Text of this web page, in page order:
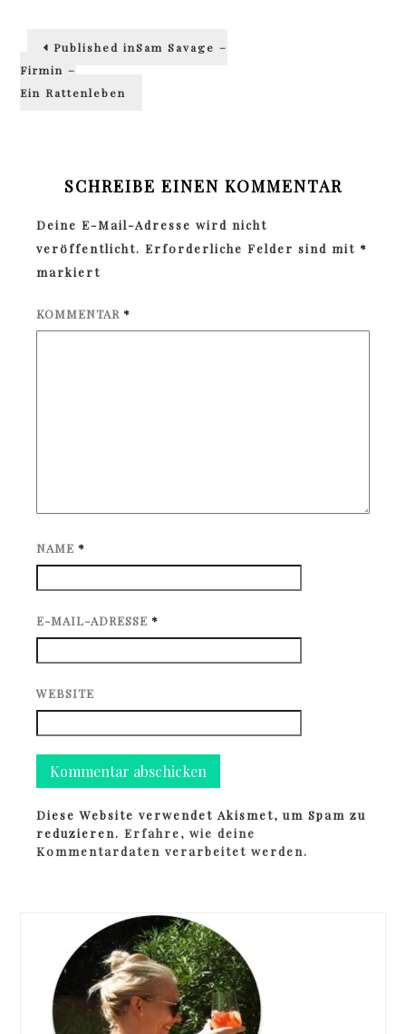
Beitragsnavigation
Published inSam Savage –
Firmin –
Ein Rattenleben
SCHREIBE EINEN KOMMENTAR
Deine E-Mail-Adresse wird nicht
veröffentlicht. Erforderliche Felder sind mit *
markiert
KOMMENTAR *
NAME *
E-MAIL-ADRESSE *
WEBSITE
Diese Website verwendet Akismet, um Spam zu
reduzieren.Erfahre, wie deine
Kommentardaten verarbeitet werden.